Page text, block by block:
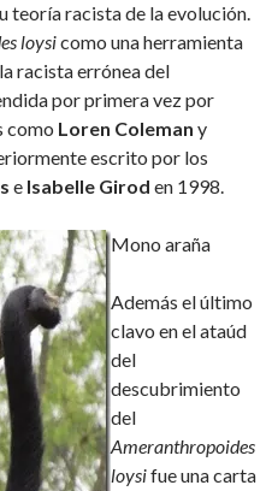
teoría racista de la evolución.
loysicomo una herramienta
racista errónea del
por primera vez por
como Loren Coleman y
escrito por los
e Isabelle Girod en 1998.
Mono araña
Además el último
clavo en el ataúd
del
descubrimiento
del
Ameranthropoides
loysifue una carta